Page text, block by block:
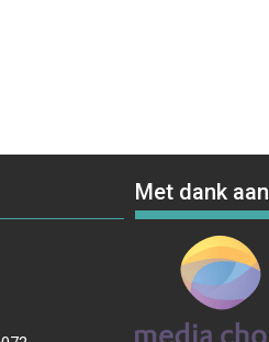
Met dank aan